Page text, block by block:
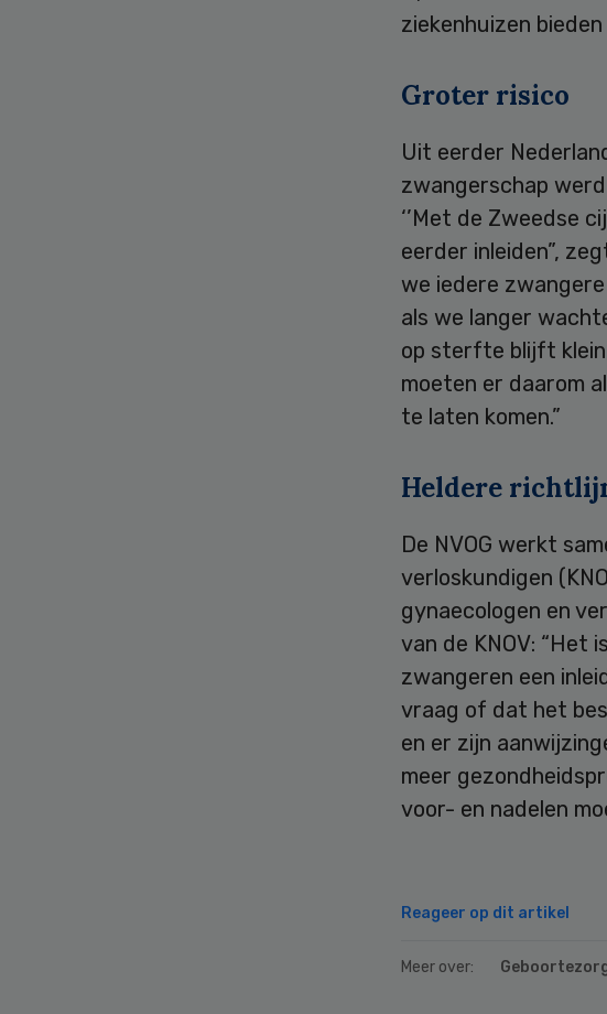
ziekenhuizen
Groter risico
Uit eerder
zwangerschap
‘’Met de Zweedse
eerder inleiden”,
we iedere
als we langer
op sterfte blijft
moeten er daarom
te laten komen.”
Heldere
De NVOG werkt
verloskundigen
gynaecologen en
van de KNOV: “Het
zwangeren een
vraag of dat het
en er zijn
meer
voor- en nadelen
Reageer op dit artikel
Meer over: